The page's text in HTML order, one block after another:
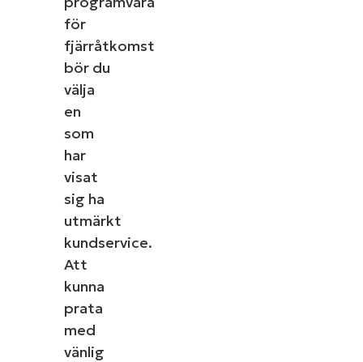
för
fjärråtkomst
bör du
välja
en
som
har
visat
sig ha
utmärkt
kundservice.
Att
kunna
prata
med
vänlig